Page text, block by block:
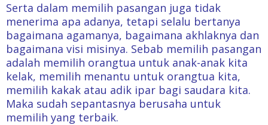
Serta dalam memilih pasangan juga tidak
menerima apa adanya, tetapi selalu bertanya
bagaimana agamanya, bagaimana akhlaknya dan
bagaimana visi misinya. Sebab memilih pasangan
adalah memilih orangtua untuk anak-anak kita
kelak, memilih menantu untuk orangtua kita,
memilih kakak atau adik ipar bagi saudara kita.
Maka sudah sepantasnya berusaha untuk
memilih yang terbaik.